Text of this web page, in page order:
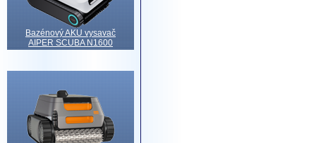
Bazénový AKU vysavač
AIPER SCUBA N1600